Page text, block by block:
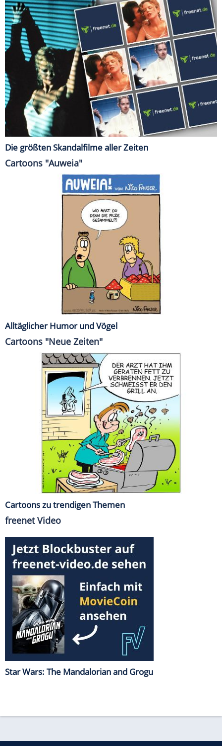
Die größten Skandalfilme aller Zeiten
Cartoons "Auweia"
Alltäglicher Humor und Vögel
Cartoons "Neue Zeiten"
Cartoons zu trendigen Themen
freenet Video
Star Wars: The Mandalorian and Grogu